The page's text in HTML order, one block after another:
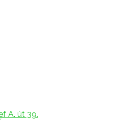
A. út 39.